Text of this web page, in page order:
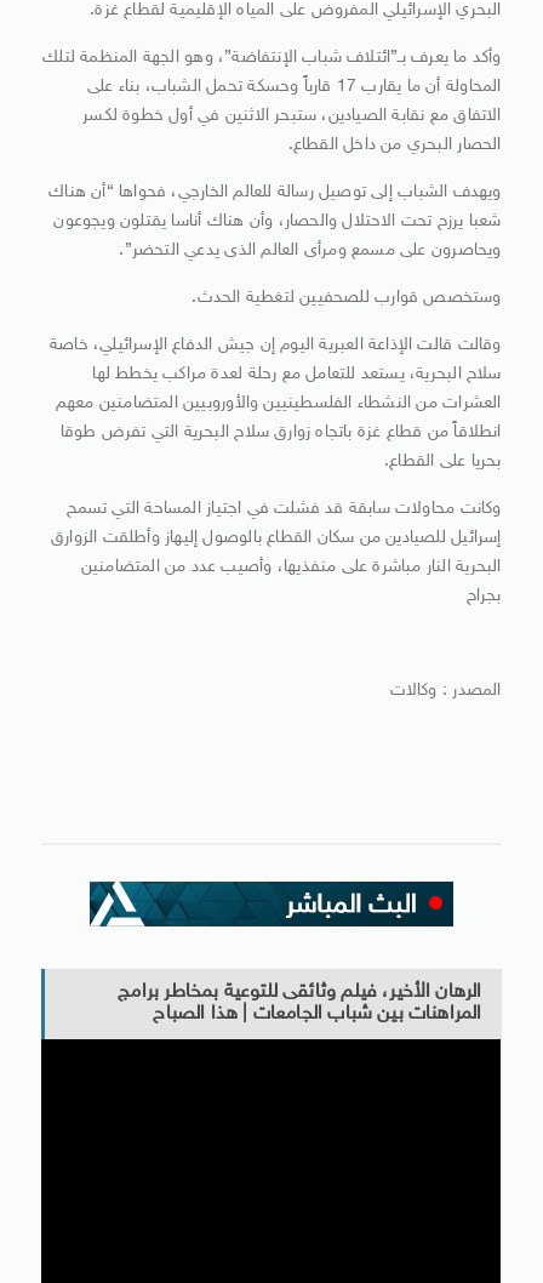
البحري الإسرائيلي المفروض على المياه الإقليمية لقطاع غزة.
وأكد ما يعرف بـ”ائتلاف شباب الإنتفاضة”، وهو الجهة المنظمة لتلك
المحاولة أن ما يقارب 17 قارباً وحسكة تحمل الشباب، بناء على
الاتفاق مع نقابة الصيادين، ستبحر الاثنين في أول خطوة لكسر
الحصار البحري من داخل القطاع.
ويهدف الشباب إلى توصيل رسالة للعالم الخارجي، فحواها “أن هناك
شعبا يرزح تحت الاحتلال والحصار، وأن هناك أناسا يقتلون ويجوعون
ويحاصرون على مسمع ومرأى العالم الذى يدعي التحضر”.
وستخصص قوارب للصحفيين لتغطية الحدث.
وقالت قالت الإذاعة العبرية اليوم إن جيش الدفاع الإسرائيلي، خاصة
سلاح البحرية، يستعد للتعامل مع رحلة لعدة مراكب يخطط لها
العشرات من النشطاء الفلسطينيين والأوروبيين المتضامنين معهم
انطلاقاً من قطاع غزة باتجاه زوارق سلاح البحرية التي تفرض طوقا
بحريا على القطاع.
وكانت محاولات سابقة قد فشلت في اجتياز المساحة التي تسمح
إسرائيل للصيادين من سكان القطاع بالوصول إليهاز وأطلقت الزوارق
البحرية النار مباشرة على منفذيها، وأصيب عدد من المتضامنين
بجراح
المصدر : وكالات
الرهان الأخير، فيلم وثائقى للتوعية بمخاطر برامج
المراهنات بين شباب الجامعات | هذا الصباح